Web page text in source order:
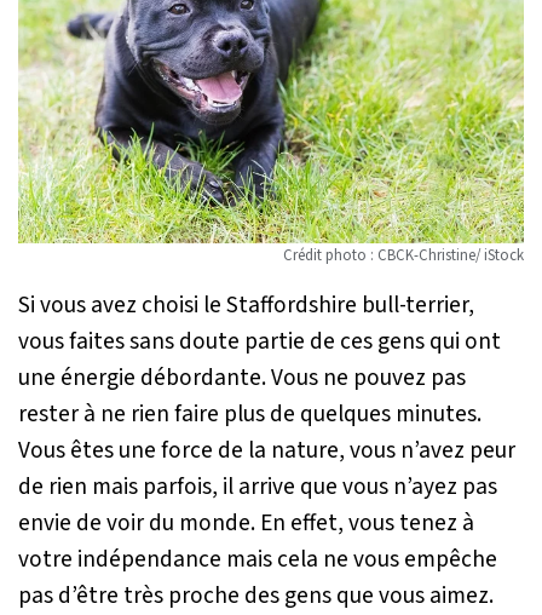
Crédit photo : CBCK-Christine/ iStock
Si vous avez choisi le Staffordshire bull-terrier,
vous faites sans doute partie de ces gens qui ont
une énergie débordante. Vous ne pouvez pas
rester à ne rien faire plus de quelques minutes.
Vous êtes une force de la nature, vous n’avez peur
de rien mais parfois, il arrive que vous n’ayez pas
envie de voir du monde. En effet, vous tenez à
votre indépendance mais cela ne vous empêche
pas d’être très proche des gens que vous aimez.